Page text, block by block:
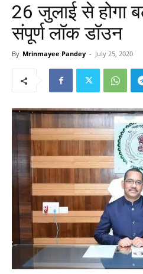
26 जुलाई से होगा
संपूर्ण लॉक डॉउन
By Mrinmayee Pandey - July 25, 2020